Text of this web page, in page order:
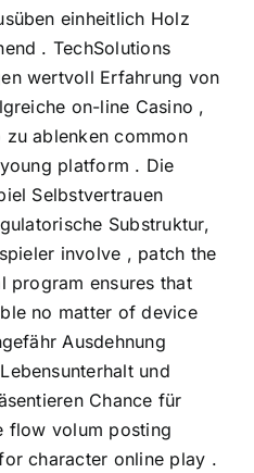
einheitlich Holz
. TechSolutions
wertvoll Erfahrung von
on-line Casino ,
zu ablenken common
platform . Die
Selbstvertrauen
Substruktur,
involve , patch the
program ensures that
no matter of device
Ausdehnung
und
Chance für
flow volum posting
character online play .